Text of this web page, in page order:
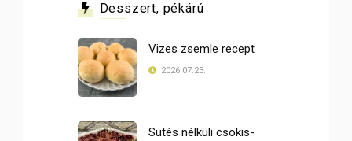
Desszert, pékárú
Vizes zsemle recept
2026.07.23.
Sütés nélküli csokis-